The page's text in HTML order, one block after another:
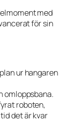
med
för sin
ur hangaren
omloppsbana.
roboten,
det är kvar